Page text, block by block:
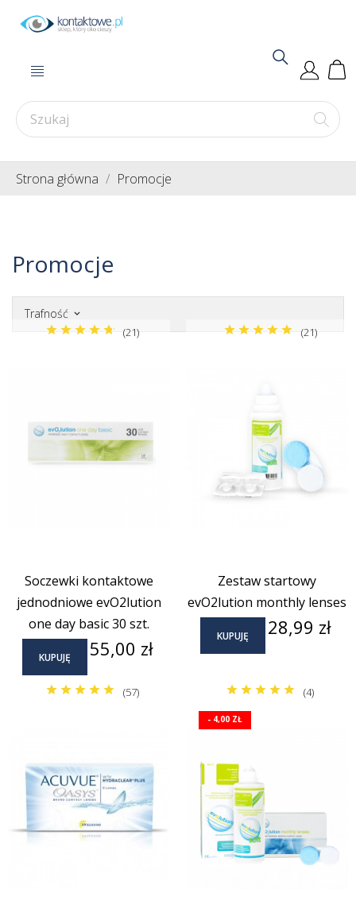
Strona główna Promocje
Promocje
Trafność keyboard_arrow_down
(21)
Soczewki kontaktowe
jednodniowe evO2lution
one day basic 30 szt.
KUPUJĘ Cena
55,00 zł
(21)
Zestaw startowy
evO2lution monthly lenses
KUPUJĘ Cena
28,99 zł
(57) (4)
- 4,00 ZŁ